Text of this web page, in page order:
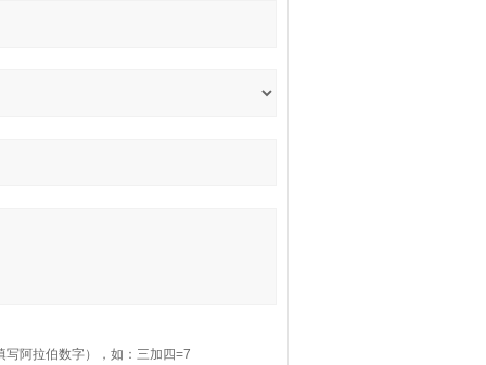
写阿拉伯数字），如：三加四=7